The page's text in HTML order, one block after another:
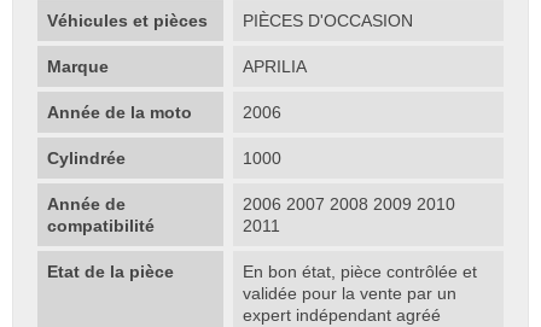
Véhicules et pièces PIÈCES D'OCCASION
Marque APRILIA
Année de la moto 2006
Cylindrée 1000
Année de
compatibilité
2006 2007 2008 2009 2010
2011
Etat de la pièce
En bon état, pièce contrôlée et
validée pour la vente par un
expert indépendant agréé